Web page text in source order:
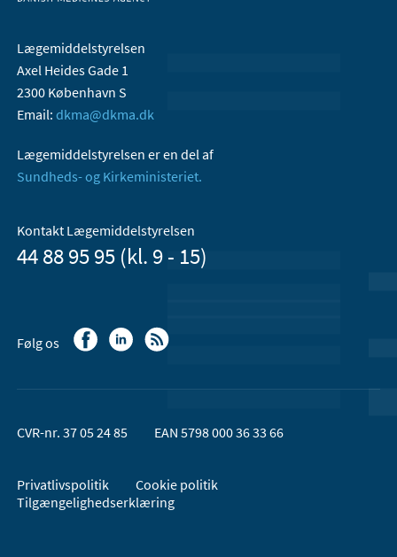
Lægemiddelstyrelsen
Axel Heides Gade 1
2300 København S
Email: dkma@dkma.dk
Lægemiddelstyrelsen er en del af
Sundheds- og Kirkeministeriet.
Kontakt Lægemiddelstyrelsen
44 88 95 95 (kl. 9 - 15)
Følg os
CVR-nr. 37 05 24 85 EAN 5798 000 36 33 66
Privatlivspolitik
Cookie politik
Tilgængelighedserklæring